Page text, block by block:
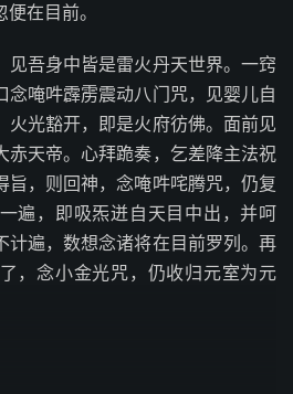
在目前。
见吾身中皆是雷火丹天世界。一窍
念唵吽霹雳震动八门咒，见婴儿自
火光豁开，即是火府彷佛。面前见
赤天帝。心拜跪奏，乞差降主法祝
旨，则回神，念唵吽咤腾咒，仍复
遍，即吸炁迸自天目中出，并呵
计遍，数想念诸将在目前罗列。再
，念小金光咒，仍收归元室为元